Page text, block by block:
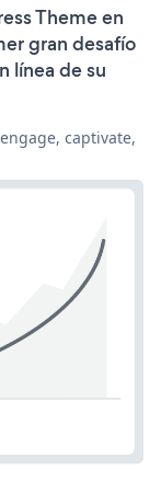
Theme en
gran desafío
línea de su
captivate,